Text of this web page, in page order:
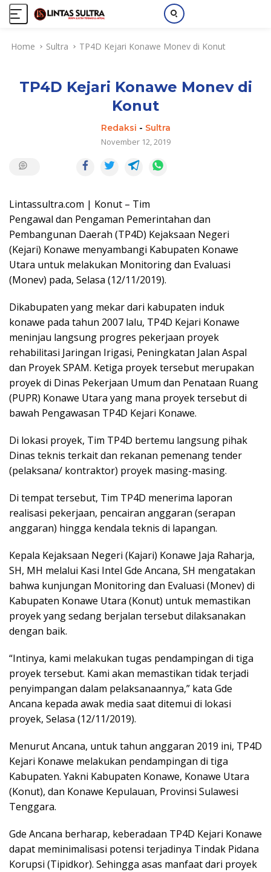
Home Sultra TP4D Kejari Konawe Monev di Konut
TP4D Kejari Konawe Monev di
Konut
Redaksi - Sultra
November 12, 2019
Lintassultra.com | Konut – Tim
Pengawal dan Pengaman Pemerintahan dan
Pembangunan Daerah (TP4D) Kejaksaan Negeri
(Kejari) Konawe menyambangi Kabupaten Konawe
Utara untuk melakukan Monitoring dan Evaluasi
(Monev) pada, Selasa (12/11/2019).
Dikabupaten yang mekar dari kabupaten induk
konawe pada tahun 2007 lalu, TP4D Kejari Konawe
meninjau langsung progres pekerjaan proyek
rehabilitasi Jaringan Irigasi, Peningkatan Jalan Aspal
dan Proyek SPAM. Ketiga proyek tersebut merupakan
proyek di Dinas Pekerjaan Umum dan Penataan Ruang
(PUPR) Konawe Utara yang mana proyek tersebut di
bawah Pengawasan TP4D Kejari Konawe.
Di lokasi proyek, Tim TP4D bertemu langsung pihak
Dinas teknis terkait dan rekanan pemenang tender
(pelaksana/ kontraktor) proyek masing-masing.
Di tempat tersebut, Tim TP4D menerima laporan
realisasi pekerjaan, pencairan anggaran (serapan
anggaran) hingga kendala teknis di lapangan.
Kepala Kejaksaan Negeri (Kajari) Konawe Jaja Raharja,
SH, MH melalui Kasi Intel Gde Ancana, SH mengatakan
bahwa kunjungan Monitoring dan Evaluasi (Monev) di
Kabupaten Konawe Utara (Konut) untuk memastikan
proyek yang sedang berjalan tersebut dilaksanakan
dengan baik.
“Intinya, kami melakukan tugas pendampingan di tiga
proyek tersebut. Kami akan memastikan tidak terjadi
penyimpangan dalam pelaksanaannya,” kata Gde
Ancana kepada awak media saat ditemui di lokasi
proyek, Selasa (12/11/2019).
Menurut Ancana, untuk tahun anggaran 2019 ini, TP4D
Kejari Konawe melakukan pendampingan di tiga
Kabupaten. Yakni Kabupaten Konawe, Konawe Utara
(Konut), dan Konawe Kepulauan, Provinsi Sulawesi
Tenggara.
Gde Ancana berharap, keberadaan TP4D Kejari Konawe
dapat meminimalisasi potensi terjadinya Tindak Pidana
Korupsi (Tipidkor). Sehingga asas manfaat dari proyek